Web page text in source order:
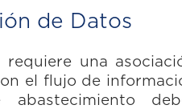
de Datos
requiere una
el flujo de